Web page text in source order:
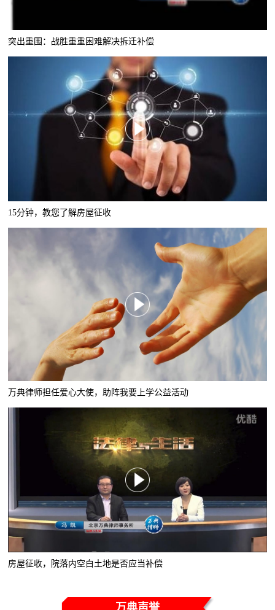
突出重围：战胜重重困难解决拆迁补偿
15分钟，教您了解房屋征收
万典律师担任爱心大使，助阵我要上学公益活动
房屋征收，院落内空白土地是否应当补偿
万典声誉